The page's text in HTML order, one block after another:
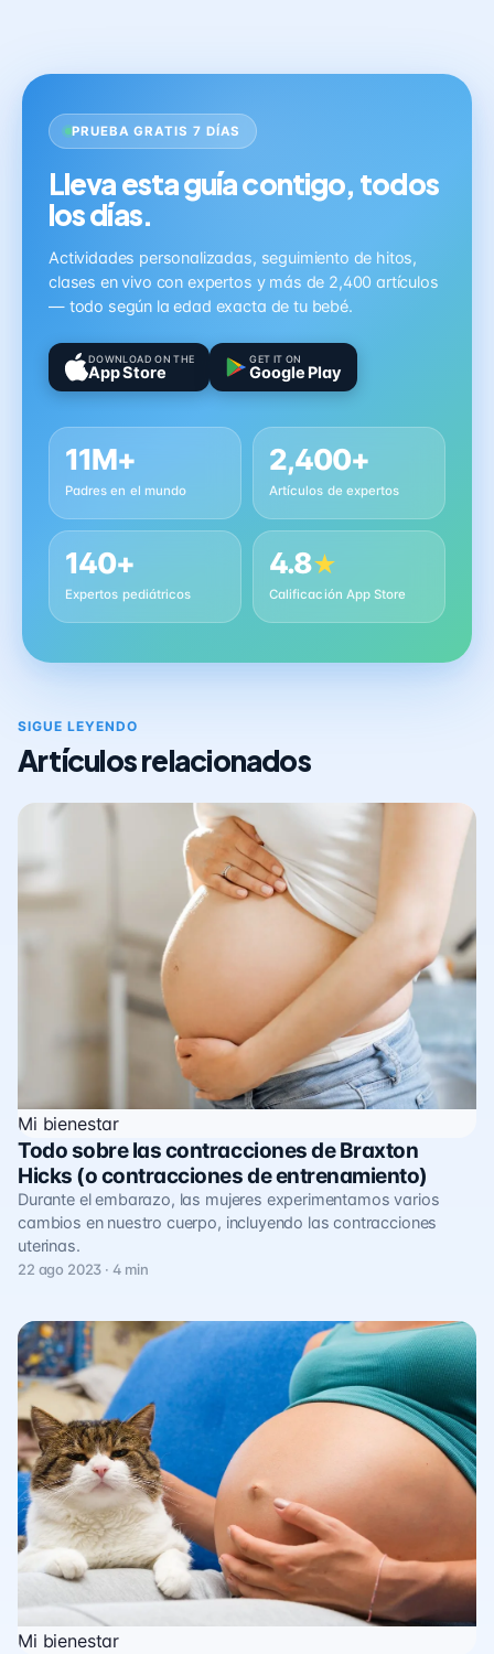
PRUEBA GRATIS 7 DÍAS
Lleva esta guía contigo, todos
los días.
Actividades personalizadas, seguimiento de hitos,
clases en vivo con expertos y más de 2,400 artículos
— todo según la edad exacta de tu bebé.
DOWNLOAD ON THE
App Store
GET IT ON
Google Play
11M+
Padres en el mundo
2,400+
Artículos de expertos
140+
Expertos pediátricos
4.8★
Calificación App Store
SIGUE LEYENDO
Artículos relacionados
Mi bienestar
Todo sobre las contracciones de Braxton
Hicks (o contracciones de entrenamiento)
Durante el embarazo, las mujeres experimentamos varios
cambios en nuestro cuerpo, incluyendo las contracciones
uterinas.
22 ago 2023 · 4 min
Mi bienestar